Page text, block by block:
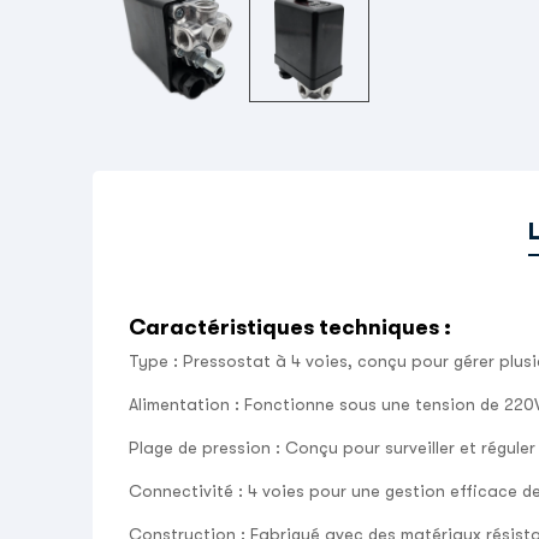
Caractéristiques techniques :
Type : Pressostat à 4 voies, conçu pour gérer
Alimentation : Fonctionne sous une tension de
Plage de pression : Conçu pour surveiller et
Connectivité : 4 voies pour une gestion efficace
Construction : Fabriqué avec des matériaux